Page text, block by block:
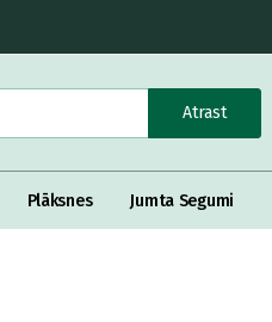
Atrast
Plāksnes Jumta Segumi